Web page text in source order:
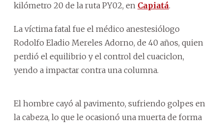
kilómetro 20 de la ruta PY02, en Capiatá.
La víctima fatal fue el médico anestesiólogo
Rodolfo Eladio Mereles Adorno, de 40 años, quien
perdió el equilibrio y el control del cuaciclon,
yendo a impactar contra una columna.
El hombre cayó al pavimento, sufriendo golpes en
la cabeza, lo que le ocasionó una muerta de forma